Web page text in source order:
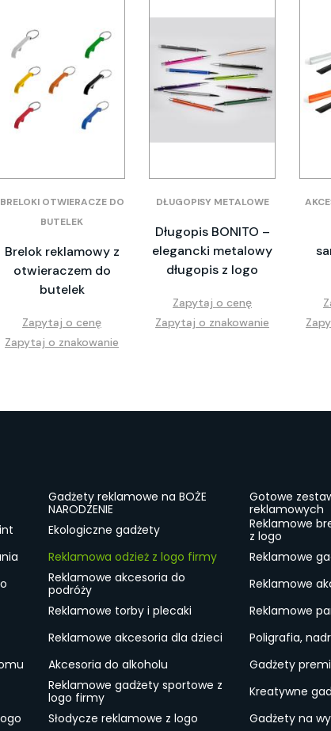
BRELOKI OTWIERACZE DO
BUTELEK
Brelok reklamowy z
otwieraczem do
butelek
Zapytaj o cenę
Zapytaj o znakowanie
DŁUGOPISY METALOWE
Długopis BONITO –
elegancki metalowy
długopis z logo
Zapytaj o cenę
Zapytaj o znakowanie
Gadżety reklamowe na BOŻE
NARODZENIE
Gotowe
reklamowych
Ekologiczne gadżety
Reklamowe
z logo
Reklamowa odzież z logo firmy
Reklamowe
Reklamowe akcesoria do
podróży
Reklamowe
Reklamowe torby i plecaki
Reklamowe
Reklamowe akcesoria dla dzieci
Poligrafia,
Akcesoria do alkoholu
Gadżety
Reklamowe gadżety sportowe z
logo firmy
Kreatywne
Słodycze reklamowe z logo Gadżety na